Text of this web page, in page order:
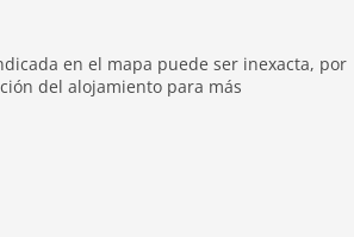
en el mapa puede ser inexacta, por
del alojamiento para más